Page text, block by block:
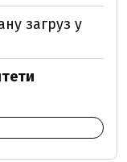
загруз у